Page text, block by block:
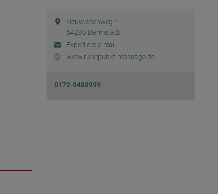
Neuwiesenweg 4
64293 Darmstadt
Expediere e-mail
www.ruhepunkt-massage.de
0172-9488999